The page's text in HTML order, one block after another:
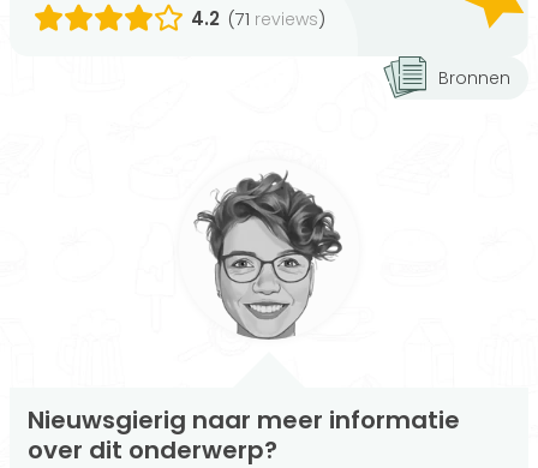
4.2 (71 reviews)
Bronnen
Nieuwsgierig naar meer informatie
over dit onderwerp?